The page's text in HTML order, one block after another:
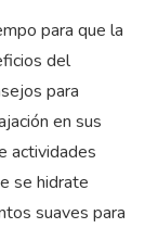
para que la
del
para
en sus
actividades
se hidrate
suaves para